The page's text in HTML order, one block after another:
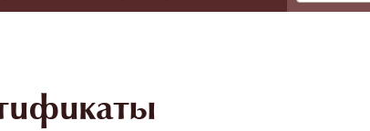
Oriental SPA (ул. Б.Ельцина, 8)
СПА-пространство Тайнесс (Вайнера, 60)
и VIP-карты